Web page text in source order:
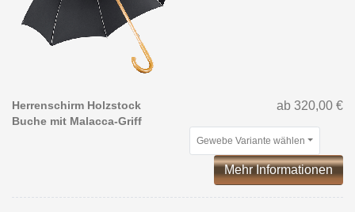
Herrenschirm Holzstock
Buche mit Malacca-Griff
ab 320,00 €
Gewebe Variante wählen
Mehr Informationen